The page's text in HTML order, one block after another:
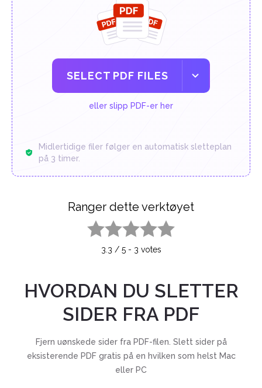
SELECT PDF FILES
eller slipp PDF-er her
Midlertidige filer følger en automatisk sletteplan
på 3 timer.
Ranger dette verktøyet
3.3 / 5- 3 votes
HVORDAN DU SLETTER
SIDER FRA PDF
Fjern uønskede sider fra PDF-filen. Slett sider på
eksisterende PDF gratis på en hvilken som helst Mac
eller PC